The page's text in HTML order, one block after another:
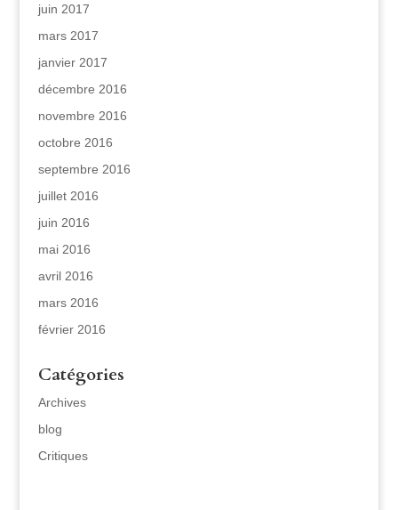
juin 2017
mars 2017
janvier 2017
décembre 2016
novembre 2016
octobre 2016
septembre 2016
juillet 2016
juin 2016
mai 2016
avril 2016
mars 2016
février 2016
Catégories
Archives
blog
Critiques